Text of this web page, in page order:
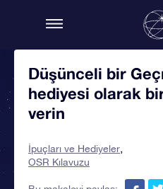
Düşünceli bir
hediyesi olarak
verin
İpuçları ve Hediyeler
OSR Kılavuzu